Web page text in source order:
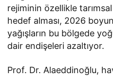
rejiminin özellikle
hedef alması, 2026
yağışların bu bölgede
dair endişeleri azaltıyor.
Prof. Dr. Alaeddinoğlu,